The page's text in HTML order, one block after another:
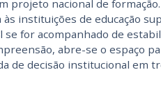
projeto nacional de
instituições de educação
for acompanhado de
abre-se o espaço
de decisão institucional em